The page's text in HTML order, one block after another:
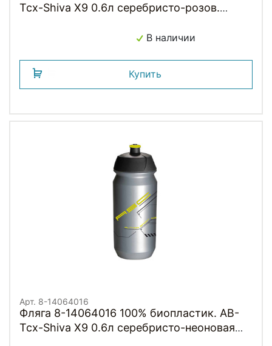
Tcx-Shiva X9 0.6л серебристо-розов.
В наличии
Купить
Арт. 8-14064016
Фляга 8-14064016 100% биопластик. AB-
Tcx-Shiva X9 0.6л серебристо-неоновая